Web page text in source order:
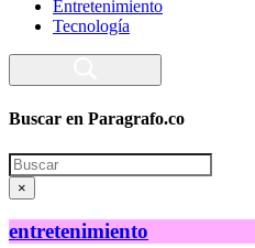
Entretenimiento
Tecnología
Buscar en Paragrafo.co
Search
×
entretenimiento